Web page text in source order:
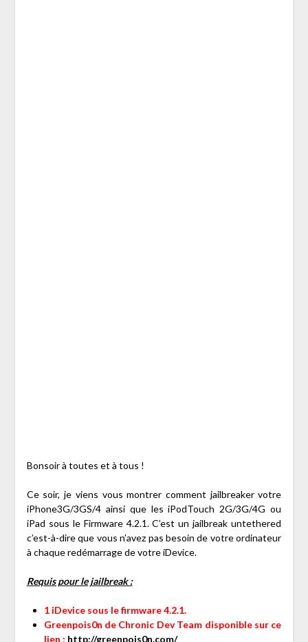
Bonsoir à toutes et à tous !
Ce soir, je viens vous montrer comment jailbreaker votre
iPhone3G/3GS/4 ainsi que les iPodTouch 2G/3G/4G ou
iPad sous le Firmware 4.2.1. C’est un jailbreak untethered
c’est-à-dire que vous n’avez pas besoin de votre ordinateur
à chaque redémarrage de votre iDevice.
Requis pour le jailbreak :
1 iDevice sous le firmware 4.2.1.
Greenpois0n de Chronic Dev Team disponible sur ce
lien : http://greenpois0n.com/